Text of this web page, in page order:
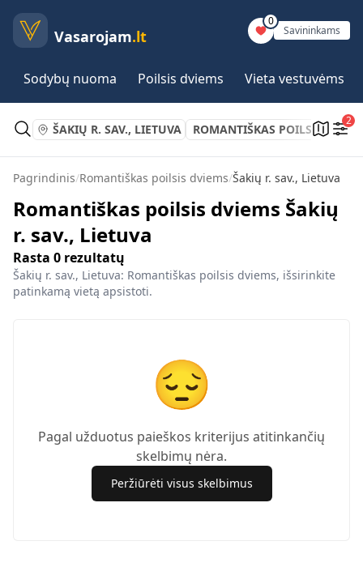
Vasarojam.lt
0
Savininkams
Sodybų nuoma Poilsis dviems Vieta vestuvėms
ŠAKIŲ R. SAV., LIETUVA ROMANTIŠKAS POILSIS
2
Pagrindinis/Romantiškas poilsis dviems/Šakių r. sav., Lietuva
Romantiškas poilsis dviems Šakių
r. sav., Lietuva
Rasta 0 rezultatų
Šakių r. sav., Lietuva: Romantiškas poilsis dviems, išsirinkite
patinkamą vietą apsistoti.
😔
Pagal užduotus paieškos kriterijus atitinkančių
skelbimų nėra.
Peržiūrėti visus skelbimus